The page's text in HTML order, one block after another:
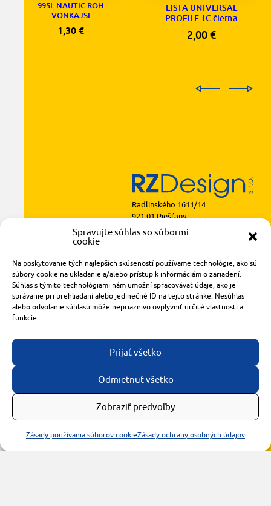
Spravujte súhlas so súbormi
cookie
Na poskytovanie tých najlepších skúseností používame technológie, ako sú
súbory cookie na ukladanie a/alebo prístup k informáciám o zariadení.
Súhlas s týmito technológiami nám umožní spracovávať údaje, ako je
správanie pri prehliadaní alebo jedinečné ID na tejto stránke. Nesúhlas
alebo odvolanie súhlasu môže nepriaznivo ovplyvniť určité vlastnosti a
funkcie.
Prijať všetko
Odmietnuť všetko
Zobraziť predvoľby
Zásady používania súborov cookieZásady ochrany osobných údajov
995L NAUTIC ROH
VONKAJSI
1,30 €
LISTA UNIVERSAL
PROFILE LC čierna
2,00€
Radlinského 1611/14
921 01 Piešťany
obchod@rzparkety.sk
made with
bytomashalo.com